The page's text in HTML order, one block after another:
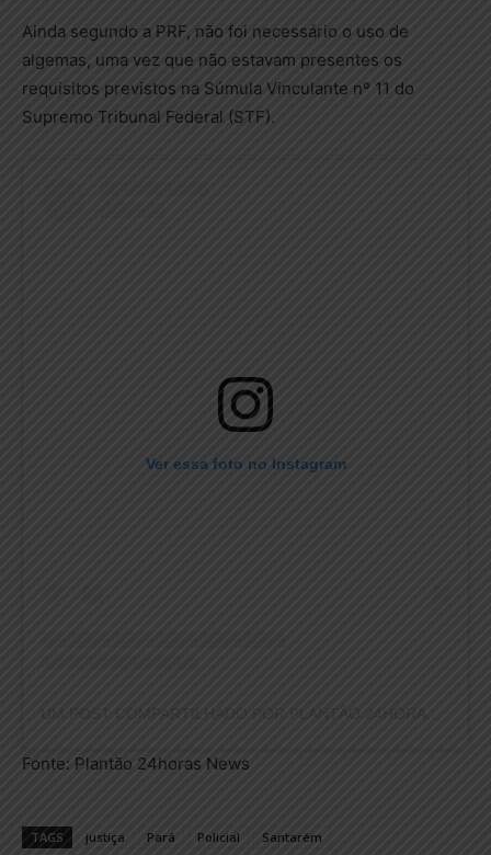
Ainda segundo a PRF, não foi necessário o uso de
algemas, uma vez que não estavam presentes os
requisitos previstos na Súmula Vinculante nº 11 do
Supremo Tribunal Federal (STF).
Ver essa foto no Instagram
Fonte: Plantão 24horas News
TAGS justiça Pará Policial Santarém